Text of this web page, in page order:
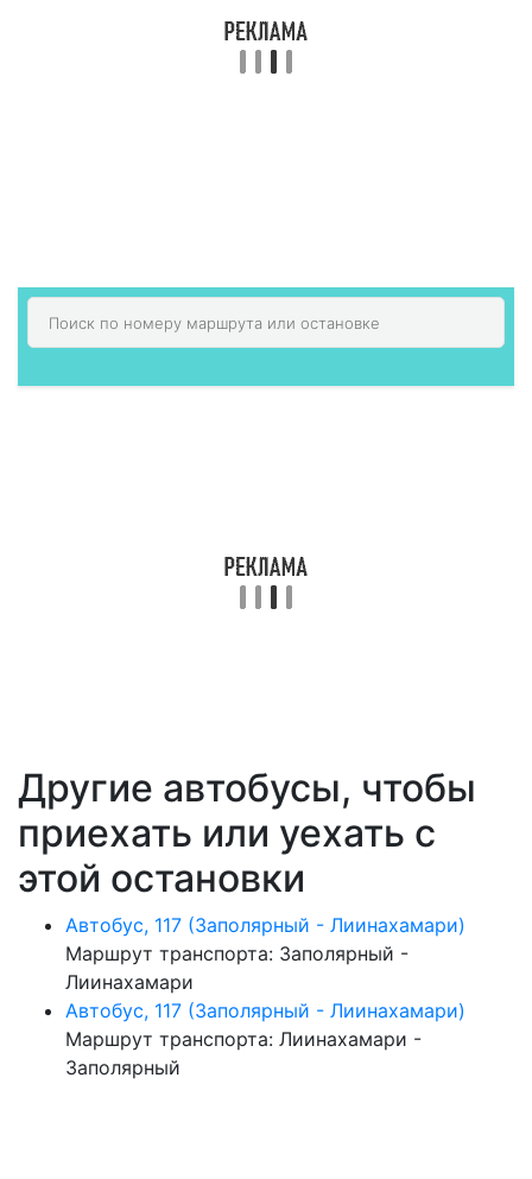
Другие автобусы, чтобы
приехать или уехать с
этой остановки
Автобус, 117 (Заполярный - Лиинахамари)
Маршрут транспорта: Заполярный -
Лиинахамари
Автобус, 117 (Заполярный - Лиинахамари)
Маршрут транспорта: Лиинахамари -
Заполярный